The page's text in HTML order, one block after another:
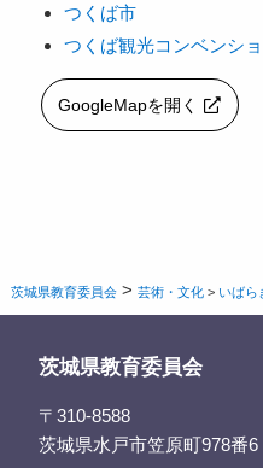
つくば市
つくば観光コンベンシ
GoogleMapを開く
茨城県教育委員会 >芸術・文化 > いばら
茨城県教育委員会
〒310-8588
茨城県水戸市笠原町978番